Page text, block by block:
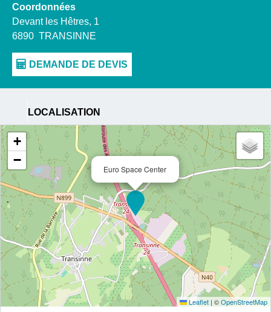
Coordonnées
Devant les Hêtres, 1
6890 TRANSINNE
LOCALISATION
Euro Space Center
+
−
Leaflet | ©OpenStreetMap